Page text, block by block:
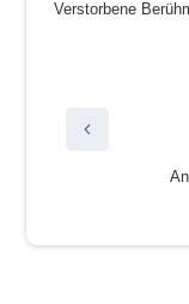
Verstorbene